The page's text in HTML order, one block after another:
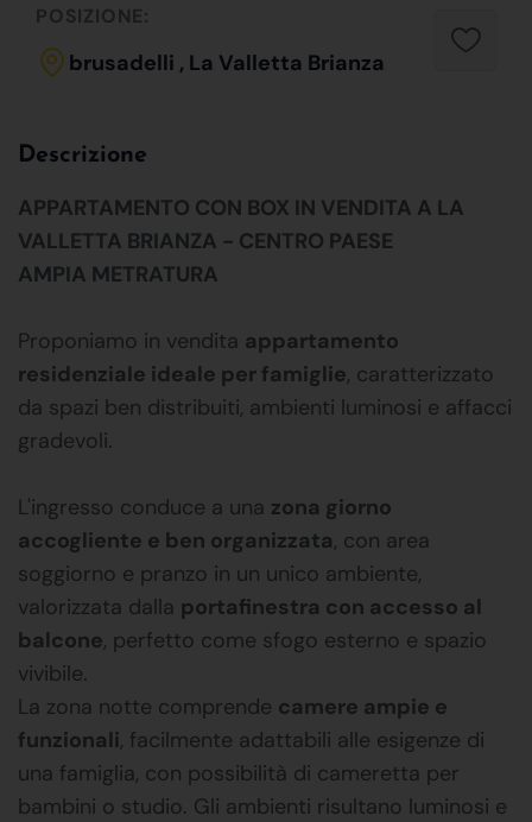
POSIZIONE:
brusadelli , La Valletta Brianza
Descrizione
APPARTAMENTO CON BOX IN VENDITA A LA
VALLETTA BRIANZA - CENTRO PAESE
AMPIA METRATURA
Proponiamo in vendita appartamento
residenziale ideale per famiglie, caratterizzato
da spazi ben distribuiti, ambienti luminosi e affacci
gradevoli.
L'ingresso conduce a una zona giorno
accogliente e ben organizzata, con area
soggiorno e pranzo in un unico ambiente,
valorizzata dalla portafinestra con accesso al
balcone, perfetto come sfogo esterno e spazio
vivibile.
La zona notte comprende camere ampie e
funzionali, facilmente adattabili alle esigenze di
una famiglia, con possibilità di cameretta per
bambini o studio. Gli ambienti risultano luminosi e